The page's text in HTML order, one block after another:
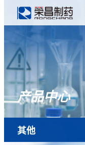
产品中心
其他